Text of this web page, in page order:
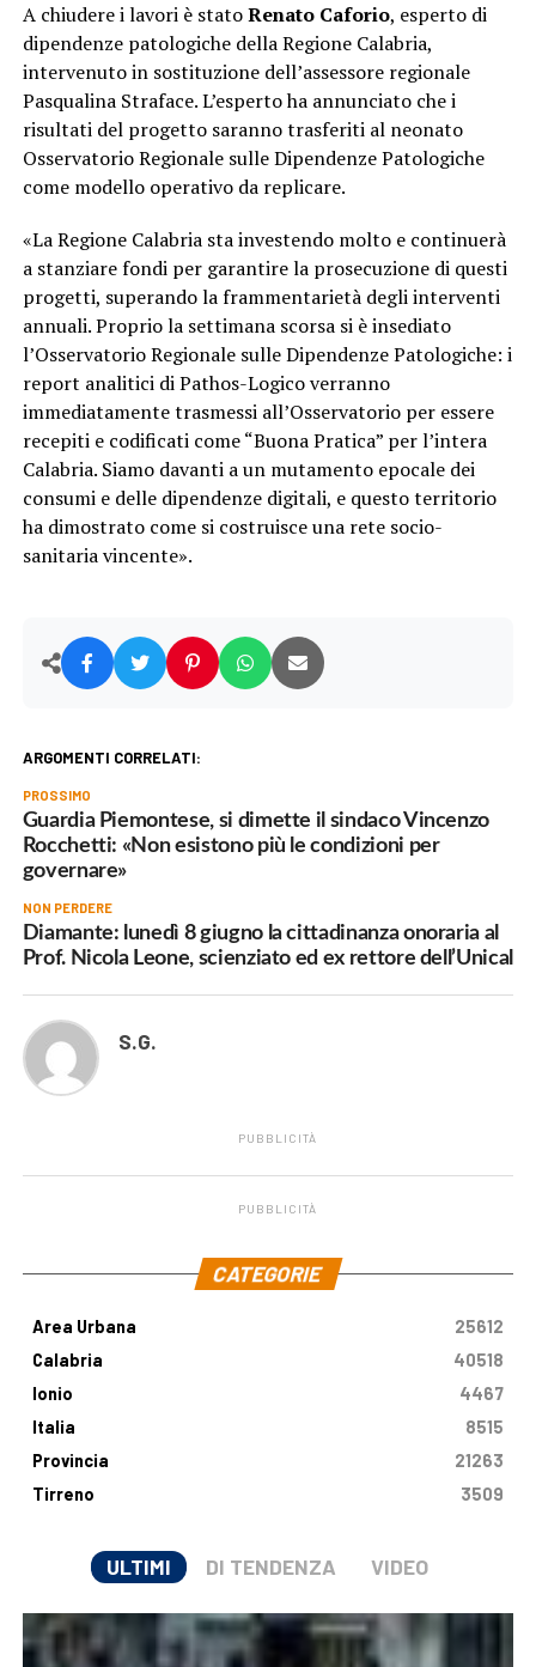
A chiudere i lavori è statoRenato Caforio, esperto di
dipendenze patologiche della Regione Calabria,
intervenuto in sostituzione dell’assessore regionale
Pasqualina Straface. L’esperto ha annunciato che i
risultati del progetto saranno trasferiti al neonato
Osservatorio Regionale sulle Dipendenze Patologiche
come modello operativo da replicare.
«La Regione Calabria sta investendo molto e continuerà
a stanziare fondi per garantire la prosecuzione di questi
progetti, superando la frammentarietà degli interventi
annuali. Proprio la settimana scorsa si è insediato
l’Osservatorio Regionale sulle Dipendenze Patologiche: i
report analitici di Pathos-Logico verranno
immediatamente trasmessi all’Osservatorio per essere
recepiti e codificati come “Buona Pratica” per l’intera
Calabria. Siamo davanti a un mutamento epocale dei
consumi e delle dipendenze digitali, e questo territorio
ha dimostrato come si costruisce una rete socio-
sanitaria vincente».
ARGOMENTI CORRELATI:
PROSSIMO
Guardia Piemontese, si dimette il sindaco Vincenzo
Rocchetti: «Non esistono più le condizioni per
governare»
NON PERDERE
Diamante: lunedì 8 giugno la cittadinanza onoraria al
Prof. Nicola Leone, scienziato ed ex rettore dell’Unical
S.G.
PUBBLICITÀ
PUBBLICITÀ
CATEGORIE
Area Urbana
25612
Calabria
40518
Ionio
4467
Italia
8515
Provincia
21263
Tirreno
3509
ULTIMI DI TENDENZA VIDEO